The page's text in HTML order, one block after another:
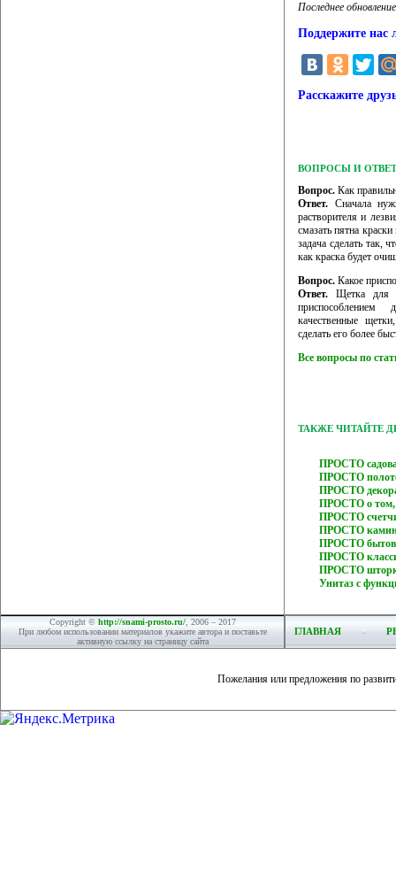
Последнее
Поддержите нас
Расскажите
ВОПРОСЫ И
Вопрос. Как
Ответ. Сначала
растворителя и
смазать пятна
задача сделать так,
как краска будет
Вопрос. Какое
Ответ. Щетка для
качественные
сделать его более
Все вопросы по
ТАКЖЕ ЧИТАЙТЕ
ПРОСТО
ПРОСТО
ПРОСТО
ПРОСТО о том,
ПРОСТО
ПРОСТО камин
ПРОСТО
ПРОСТО
ПРОСТО
Унитаз с
Copyright © http://snami-prosto.ru/, 2006 – 2017
При любом использовании материалов укажите автора и поставьте
активную ссылку на страницу сайта
ГЛАВНАЯ
Пожелания или предложения по